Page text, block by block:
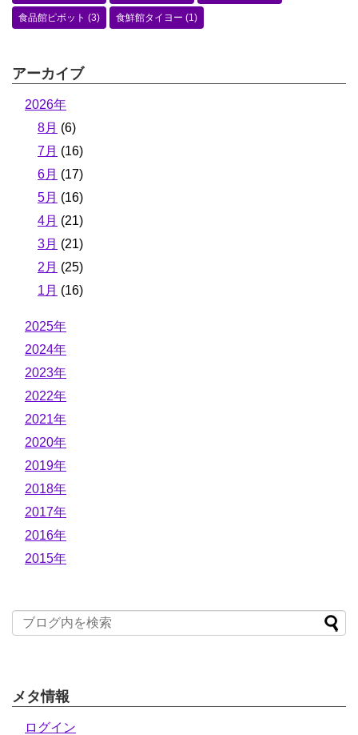
食品館ピボット (3) 食鮮館タイヨー (1)
アーカイブ
2026年
8月 (6)
7月 (16)
6月 (17)
5月 (16)
4月 (21)
3月 (21)
2月 (25)
1月 (16)
2025年
2024年
2023年
2022年
2021年
2020年
2019年
2018年
2017年
2016年
2015年
メタ情報
ログイン